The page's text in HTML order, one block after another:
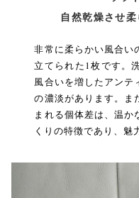
自然乾燥させ柔
非常に柔らかい風合い
立てられた1枚です。
風合いを増したアンテ
の濃淡があります。ま
まれる個体差は、温か
くりの特徴であり、魅